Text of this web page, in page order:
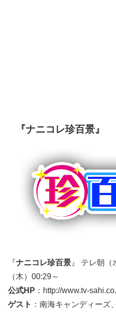
『ナニコレ珍百景』
『ナニコレ珍百景 』 テレ朝
（木）00:29～
公式HP ：http://www.tv-
ゲスト ：南海キャンディーズ